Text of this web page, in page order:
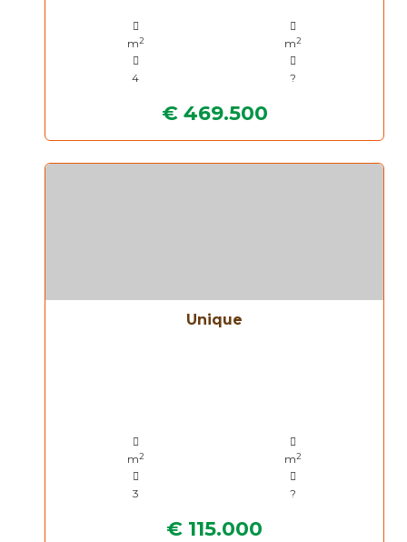
m2 m2
4 ?
€ 469.500
Unique
m2 m2
3 ?
€ 115.000